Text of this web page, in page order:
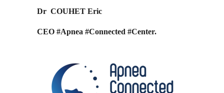
Dr COUHET Eric
CEO #Apnea #Connected #Center.